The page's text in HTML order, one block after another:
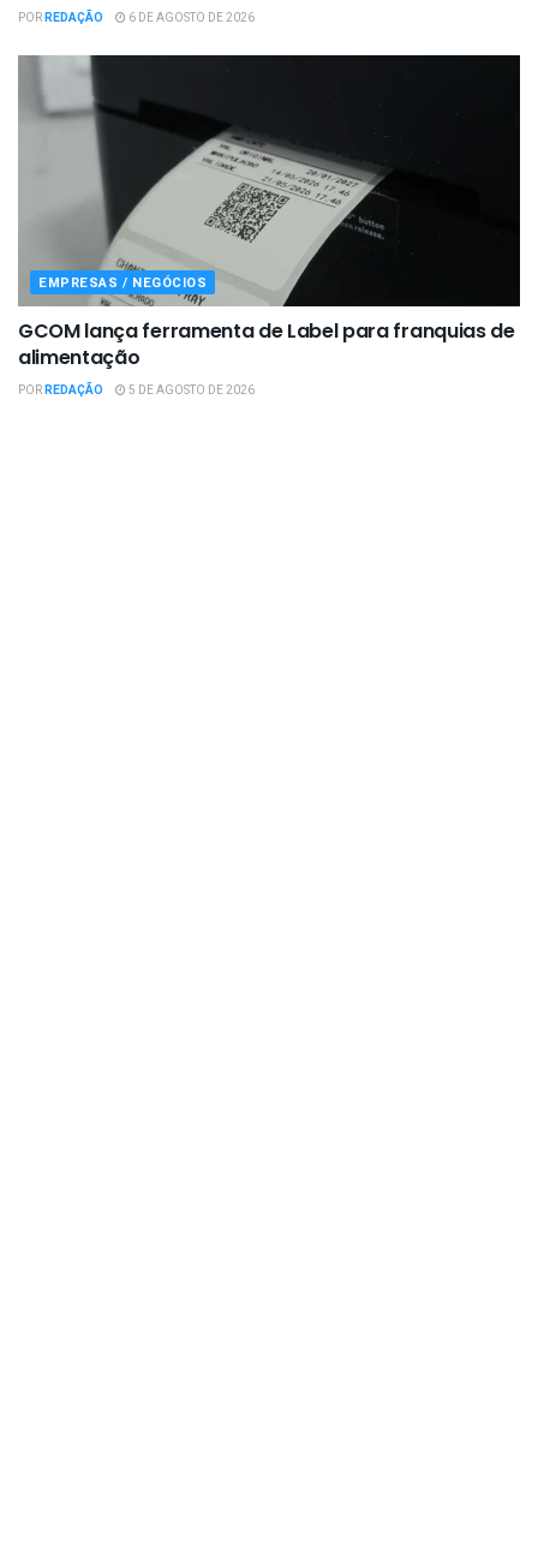
PORREDAÇÃO 6 DE AGOSTO DE 2026
EMPRESAS / NEGÓCIOS
GCOM lança ferramenta de Label para franquias de
alimentação
PORREDAÇÃO 5 DE AGOSTO DE 2026